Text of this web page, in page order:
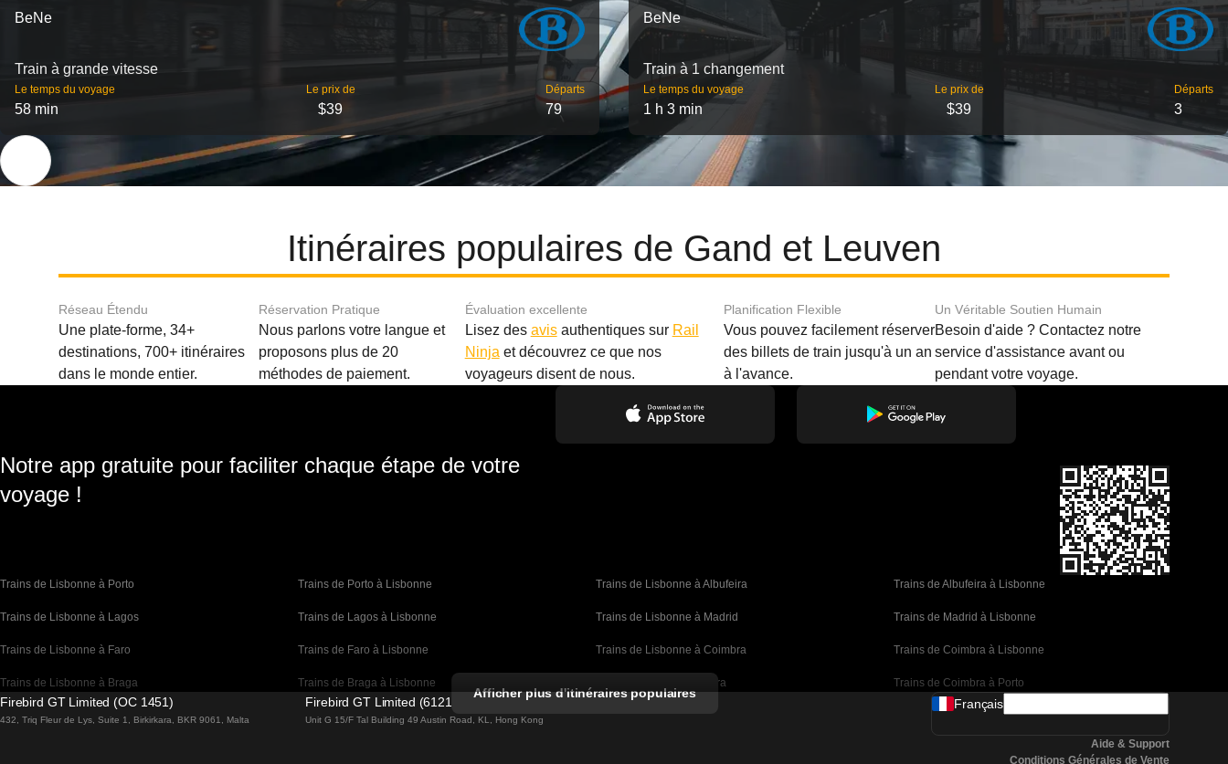
BeNe
Train à grande vitesse
Le temps du voyage
58 min
Le prix de
$39
Départs
79
BeNe
Train à 1 changement
Le temps du voyage
1 h 3 min
Le prix de
$39
Départs
3
Itinéraires populaires de Gand et Leuven
Réseau Étendu
Une plate-forme, 34+
destinations, 700+ itinéraires
dans le monde entier.
Réservation Pratique
Nous parlons votre langue et
proposons plus de 20
méthodes de paiement.
Évaluation excellente
Lisez des avisauthentiques sur Rail
Ninja et découvrez ce que nos
voyageurs disent de nous.
Planification Flexible
Vous pouvez facilement réserver
des billets de train jusqu'à un an
à l'avance.
Un Véritable Soutien Humain
Besoin d'aide ? Contactez notre
service d'assistance avant ou
pendant votre voyage.
Notre app gratuite pour faciliter chaque étape de votre
voyage !
Trains de Lisbonne à Porto Trains de Porto à Lisbonne Trains de Lisbonne à Albufeira Trains de Albufeira à Lisbonne
Trains de Lisbonne à Lagos Trains de Lagos à Lisbonne Trains de Lisbonne à Madrid Trains de Madrid à Lisbonne
Trains de Lisbonne à Faro Trains de Faro à Lisbonne Trains de Lisbonne à Coimbra Trains de Coimbra à Lisbonne
Trains de Lisbonne à Braga Trains de Braga à Lisbonne Trains de Porto à Coimbra Trains de Coimbra à Porto
Trains de Barcelone à Madrid Trains de Madrid à Barcelone Trains de Valence à Barcelone
Afficher plus d'itinéraires populaires
Firebird GT Limited (OC 1451)
432, Triq Fleur de Lys, Suite 1, Birkirkara, BKR 9061, Malta
Firebird GT Limited (61211989)
Unit G 15/F Tal Building 49 Austin Road, KL, Hong Kong
Français
Aide & Support
Conditions Générales de Vente